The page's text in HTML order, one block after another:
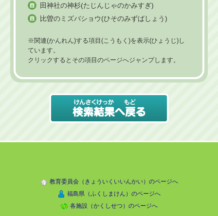
田神社の神杉(たじんじゃのかみすぎ)
比曽のミズバショウ(ひそのみずばしょう)
※関連(かんれん)する項目(こうもく)を表示(ひょうじ)し
ています。
クリックするとその項目のページへジャンプします。
教育委員会（きょういくいいんかい）のページへ
福島県（ふくしまけん）のページへ
各施設（かくしせつ）のページへ